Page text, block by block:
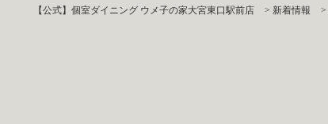
【公式】個室ダイニング ウメ子の家大宮東口駅前店 > 新着情報 >